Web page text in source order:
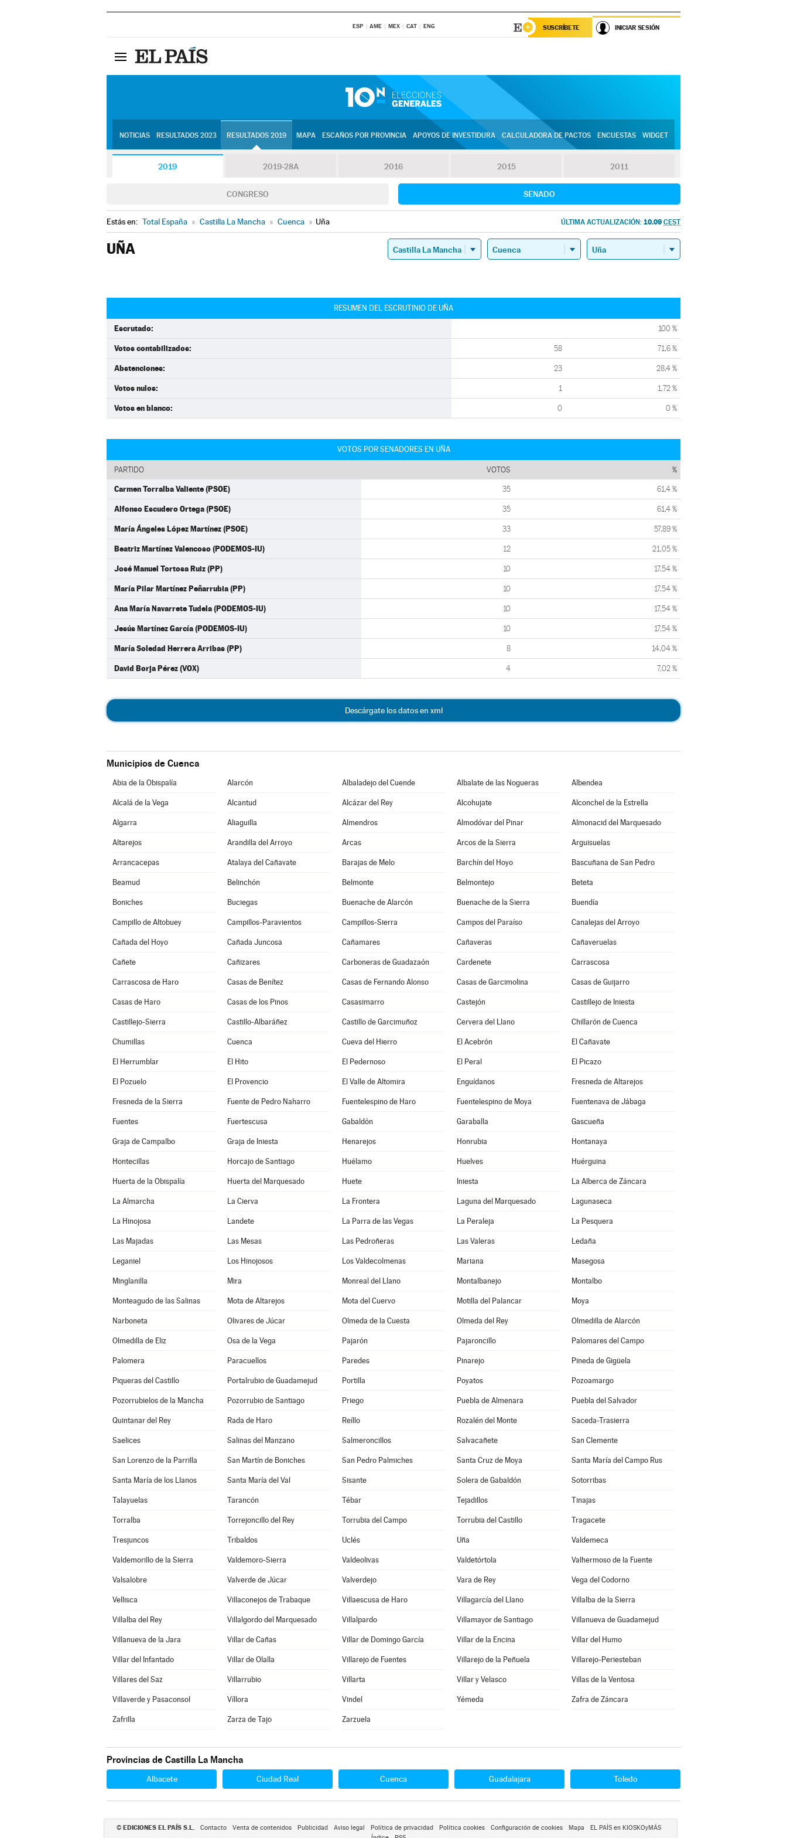
ESP AME MEX CAT ENG SUSCRÍBETE INICIAR SESIÓN
NOTICIAS RESULTADOS 2023 RESULTADOS 2019 MAPA ESCAÑOS POR PROVINCIA APOYOS DE INVESTIDURA CALCULADORA DE PACTOS ENCUESTAS WIDGET
2019 2019-28A 2016 2015 2011
CONGRESO SENADO
Estás en: Total España » Castilla La Mancha » Cuenca » Uña ÚLTIMA ACTUALIZACIÓN: 10.09 CEST
UÑA
RESUMEN DEL ESCRUTINIO DE UÑA
Escrutado: 100 %
Votos contabilizados: 58 71,6 %
Abstenciones: 23 28,4 %
Votos nulos: 1 1,72 %
Votos en blanco: 0 0 %
VOTOS POR SENADORES EN UÑA
PARTIDO VOTOS %
Carmen Torralba Valiente (PSOE) 35 61,4 %
Alfonso Escudero Ortega (PSOE) 35 61,4 %
María Ángeles López Martínez (PSOE) 33 57,89 %
Beatriz Martínez Valencoso (PODEMOS-IU) 12 21,05 %
José Manuel Tortosa Ruiz (PP) 10 17,54 %
María Pilar Martínez Peñarrubia (PP) 10 17,54 %
Ana María Navarrete Tudela (PODEMOS-IU) 10 17,54 %
Jesús Martínez García (PODEMOS-IU) 10 17,54 %
María Soledad Herrera Arribas (PP) 8 14,04 %
David Borja Pérez (VOX) 4 7,02 %
Descárgate los datos en xml
Municipios de Cuenca
Abia de la Obispalía Alarcón Albaladejo del Cuende Albalate de las Nogueras Albendea
Alcalá de la Vega Alcantud Alcázar del Rey Alcohujate Alconchel de la Estrella
Algarra Aliaguilla Almendros Almodóvar del Pinar Almonacid del Marquesado
Altarejos Arandilla del Arroyo Arcas Arcos de la Sierra Arguisuelas
Arrancacepas Atalaya del Cañavate Barajas de Melo Barchín del Hoyo Bascuñana de San Pedro
Beamud Belinchón Belmonte Belmontejo Beteta
Boniches Buciegas Buenache de Alarcón Buenache de la Sierra Buendía
Campillo de Altobuey Campillos-Paravientos Campillos-Sierra Campos del Paraíso Canalejas del Arroyo
Cañada del Hoyo Cañada Juncosa Cañamares Cañaveras Cañaveruelas
Cañete Cañizares Carboneras de Guadazaón Cardenete Carrascosa
Carrascosa de Haro Casas de Benítez Casas de Fernando Alonso Casas de Garcimolina Casas de Guijarro
Casas de Haro Casas de los Pinos Casasimarro Castejón Castillejo de Iniesta
Castillejo-Sierra Castillo-Albaráñez Castillo de Garcimuñoz Cervera del Llano Chillarón de Cuenca
Chumillas Cuenca Cueva del Hierro El Acebrón El Cañavate
El Herrumblar El Hito El Pedernoso El Peral El Picazo
El Pozuelo El Provencio El Valle de Altomira Enguídanos Fresneda de Altarejos
Fresneda de la Sierra Fuente de Pedro Naharro Fuentelespino de Haro Fuentelespino de Moya Fuentenava de Jábaga
Fuentes Fuertescusa Gabaldón Garaballa Gascueña
Graja de Campalbo Graja de Iniesta Henarejos Honrubia Hontanaya
Hontecillas Horcajo de Santiago Huélamo Huelves Huérguina
Huerta de la Obispalía Huerta del Marquesado Huete Iniesta La Alberca de Záncara
La Almarcha La Cierva La Frontera Laguna del Marquesado Lagunaseca
La Hinojosa Landete La Parra de las Vegas La Peraleja La Pesquera
Las Majadas Las Mesas Las Pedroñeras Las Valeras Ledaña
Leganiel Los Hinojosos Los Valdecolmenas Mariana Masegosa
Minglanilla Mira Monreal del Llano Montalbanejo Montalbo
Monteagudo de las Salinas Mota de Altarejos Mota del Cuervo Motilla del Palancar Moya
Narboneta Olivares de Júcar Olmeda de la Cuesta Olmeda del Rey Olmedilla de Alarcón
Olmedilla de Eliz Osa de la Vega Pajarón Pajaroncillo Palomares del Campo
Palomera Paracuellos Paredes Pinarejo Pineda de Gigüela
Piqueras del Castillo Portalrubio de Guadamejud Portilla Poyatos Pozoamargo
Pozorrubielos de la Mancha Pozorrubio de Santiago Priego Puebla de Almenara Puebla del Salvador
Quintanar del Rey Rada de Haro Reíllo Rozalén del Monte Saceda-Trasierra
Saelices Salinas del Manzano Salmeroncillos Salvacañete San Clemente
San Lorenzo de la Parrilla San Martín de Boniches San Pedro Palmiches Santa Cruz de Moya Santa María del Campo Rus
Santa María de los Llanos Santa María del Val Sisante Solera de Gabaldón Sotorribas
Talayuelas Tarancón Tébar Tejadillos Tinajas
Torralba Torrejoncillo del Rey Torrubia del Campo Torrubia del Castillo Tragacete
Tresjuncos Tribaldos Uclés Uña Valdemeca
Valdemorillo de la Sierra Valdemoro-Sierra Valdeolivas Valdetórtola Valhermoso de la Fuente
Valsalobre Valverde de Júcar Valverdejo Vara de Rey Vega del Codorno
Vellisca Villaconejos de Trabaque Villaescusa de Haro Villagarcía del Llano Villalba de la Sierra
Villalba del Rey Villalgordo del Marquesado Villalpardo Villamayor de Santiago Villanueva de Guadamejud
Villanueva de la Jara Villar de Cañas Villar de Domingo García Villar de la Encina Villar del Humo
Villar del Infantado Villar de Olalla Villarejo de Fuentes Villarejo de la Peñuela Villarejo-Periesteban
Villares del Saz Villarrubio Villarta Villar y Velasco Villas de la Ventosa
Villaverde y Pasaconsol Víllora Vindel Yémeda Zafra de Záncara
Zafrilla Zarza de Tajo Zarzuela
Provincias de Castilla La Mancha
Albacete Ciudad Real Cuenca Guadalajara Toledo
© EDICIONES EL PAÍS S.L. Contacto Venta de contenidos Publicidad Aviso legal Política de privacidad Política cookies Configuración de cookies Mapa
EL PAÍS en KIOSKOyMÁS